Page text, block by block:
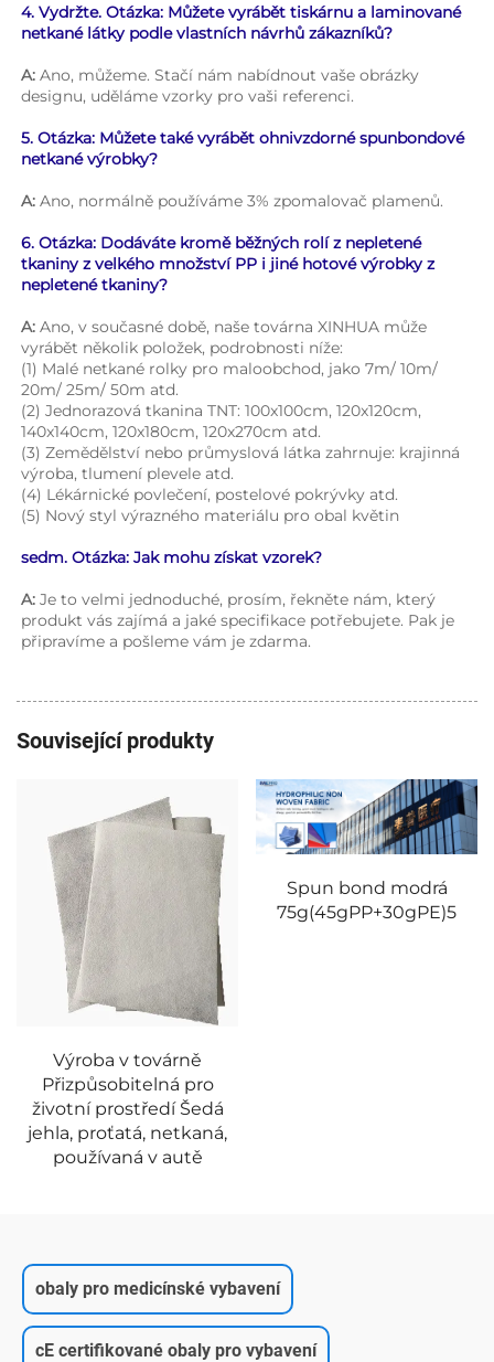
4. Vydržte. Otázka: Můžete vyrábět tiskárnu a laminované
netkané látky podle vlastních návrhů zákazníků?
A: Ano, můžeme. Stačí nám nabídnout vaše obrázky
designu, uděláme vzorky pro vaši referenci.
5. Otázka: Můžete také vyrábět ohnivzdorné spunbondové
netkané výrobky?
A: Ano, normálně používáme 3% zpomalovač plamenů.
6. Otázka: Dodáváte kromě běžných rolí z nepletené
tkaniny z velkého množství PP i jiné hotové výrobky z
nepletené tkaniny?
A: Ano, v současné době, naše továrna XINHUA může
vyrábět několik položek, podrobnosti níže:
(1) Malé netkané rolky pro maloobchod, jako 7m/ 10m/
20m/ 25m/ 50m atd.
(2) Jednorazová tkanina TNT: 100x100cm, 120x120cm,
140x140cm, 120x180cm, 120x270cm atd.
(3) Zemědělství nebo průmyslová látka zahrnuje: krajinná
výroba, tlumení plevele atd.
(4) Lékárnické povlečení, postelové pokrývky atd.
(5) Nový styl výrazného materiálu pro obal květin
sedm. Otázka: Jak mohu získat vzorek?
A: Je to velmi jednoduché, prosím, řekněte nám, který
produkt vás zajímá a jaké specifikace potřebujete. Pak je
připravíme a pošleme vám je zdarma.
Související produkty
Spun bond modrá
75g(45gPP+30gPE)5
postelní
prostěradla/podložka
obaly pro medicínské vybavení
cE certifikované obaly pro vybavení